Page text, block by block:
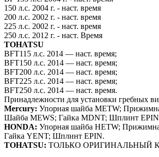
150 л.с. 2004 г. - наст. время
200 л.с. 2002 г. - наст. время
225 л.с. 2002 г. - наст. время
250 л.с. 2012 г. - наст. Время
TOHATSU
BFT115 л.с. 2014 — наст. время;
BFT150 л.с. 2014 — наст. время;
BFT200 л.с. 2014 — наст. время;
BFT225 л.с. 2014 — наст. время;
BFT250 л.с. 2014 — наст. время.
Принадлежности для установки гребных
Mercury: Упорная шайба METW;
Шайба MEWS; Гайка MDNT; Шплинт
HONDA: Упорная шайба HETW;
Гайка YENT; Шплинт EPIN.
TOHATSU: ТОЛЬКО ОРИГИНАЛЬНЫЙ